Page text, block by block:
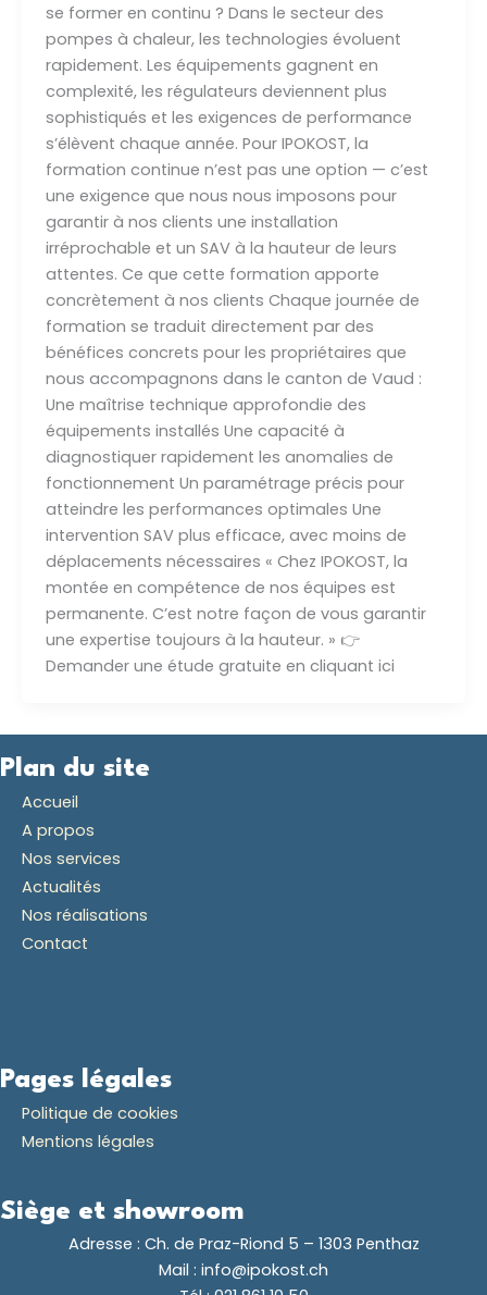
se former en continu ? Dans le secteur des
pompes à chaleur, les technologies évoluent
rapidement. Les équipements gagnent en
complexité, les régulateurs deviennent plus
sophistiqués et les exigences de performance
s’élèvent chaque année. Pour IPOKOST, la
formation continue n’est pas une option — c’est
une exigence que nous nous imposons pour
garantir à nos clients une installation
irréprochable et un SAV à la hauteur de leurs
attentes. Ce que cette formation apporte
concrètement à nos clients Chaque journée de
formation se traduit directement par des
bénéfices concrets pour les propriétaires que
nous accompagnons dans le canton de Vaud :
Une maîtrise technique approfondie des
équipements installés Une capacité à
diagnostiquer rapidement les anomalies de
fonctionnement Un paramétrage précis pour
atteindre les performances optimales Une
intervention SAV plus efficace, avec moins de
déplacements nécessaires « Chez IPOKOST, la
montée en compétence de nos équipes est
permanente. C’est notre façon de vous garantir
une expertise toujours à la hauteur. » 👉
Demander une étude gratuite en cliquant ici
Plan du site
Accueil
A propos
Nos services
Actualités
Nos réalisations
Contact
Pages légales
Politique de cookies
Mentions légales
Siège et showroom
Adresse : Ch. de Praz-Riond 5 – 1303 Penthaz
Mail : info@ipokost.ch